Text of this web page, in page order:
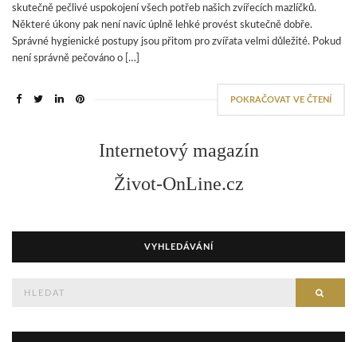
skutečně pečlivé uspokojení všech potřeb našich zvířecích mazlíčků.
Některé úkony pak není navíc úplně lehké provést skutečně dobře.
Správné hygienické postupy jsou přitom pro zvířata velmi důležité. Pokud
není správně pečováno o […]
POKRAČOVAT VE ČTENÍ
Internetový magazín
Život-OnLine.cz
VYHLEDÁVÁNÍ